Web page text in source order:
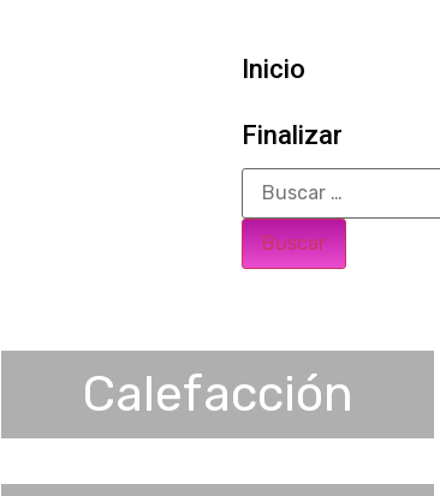
Inicio
Finalizar
Calefacción